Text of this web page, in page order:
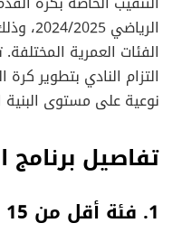
الفئات العمرية
التزام النادي بتطوير
نوعية على مستوى البنية
تفاصيل برنامج
1. فئة أقل من 15 سنة (مواليد 2010)